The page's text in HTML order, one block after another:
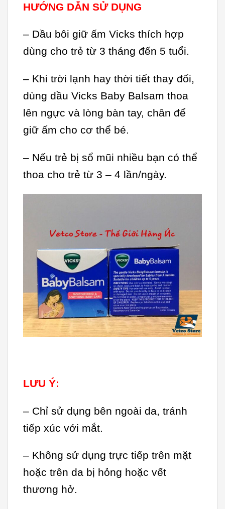
HƯỚNG DẪN SỬ DỤNG
– Dầu bôi giữ ấm Vicks thích hợp
dùng cho trẻ từ 3 tháng đến 5 tuổi.
– Khi trời lạnh hay thời tiết thay đổi,
dùng dầu Vicks Baby Balsam thoa
lên ngực và lòng bàn tay, chân để
giữ ấm cho cơ thể bé.
– Nếu trẻ bị sổ mũi nhiều bạn có thể
thoa cho trẻ từ 3 – 4 lần/ngày.
LƯU Ý:
– Chỉ sử dụng bên ngoài da, tránh
tiếp xúc với mắt.
– Không sử dụng trực tiếp trên mặt
hoặc trên da bị hỏng hoặc vết
thương hở.